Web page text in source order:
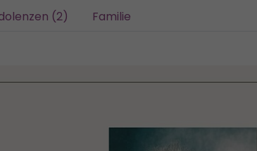
(2) Familie